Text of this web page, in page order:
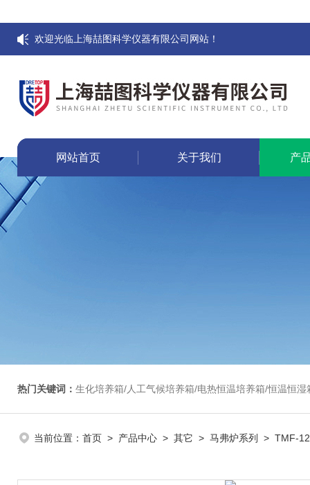
欢迎光临上海喆图科学仪器有限公司网站！
网站首页 关于我们 产
热门关键词： 生化培养箱/人工气候培养箱/电热恒温培养箱/恒温恒湿箱/光照培养箱/二氧化碳培养箱
当前位置： 首页 > 产品中心 > 其它 > 马弗炉系列 > TMF-